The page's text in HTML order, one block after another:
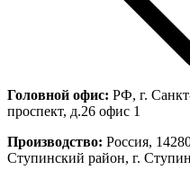
Головной офис: РФ, г.
проспект, д.26 офис 1
Производство: Россия,
Ступинский район, г.